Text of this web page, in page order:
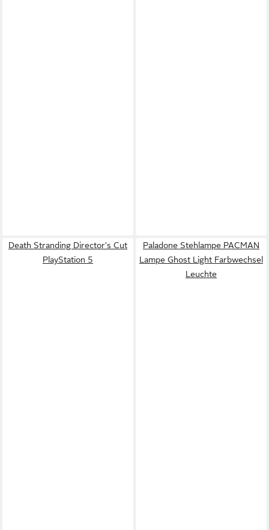
Death Stranding Director's Cut
PlayStation 5
Paladone Stehlampe PACMAN
Lampe Ghost Light Farbwechsel
Leuchte